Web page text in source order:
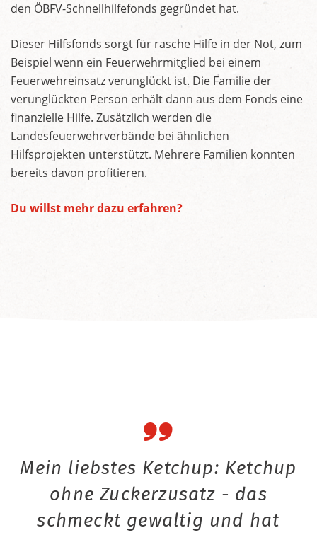
den ÖBFV-Schnellhilfefonds gegründet hat.
Dieser Hilfsfonds sorgt für rasche Hilfe in der Not, zum
Beispiel wenn ein Feuerwehrmitglied bei einem
Feuerwehreinsatz verunglückt ist. Die Familie der
verunglückten Person erhält dann aus dem Fonds eine
finanzielle Hilfe. Zusätzlich werden die
Landesfeuerwehrverbände bei ähnlichen
Hilfsprojekten unterstützt. Mehrere Familien konnten
bereits davon profitieren.
Du willst mehr dazu erfahren?
Mein liebstes Ketchup: Ketchup
ohne Zuckerzusatz - das
schmeckt gewaltig und hat